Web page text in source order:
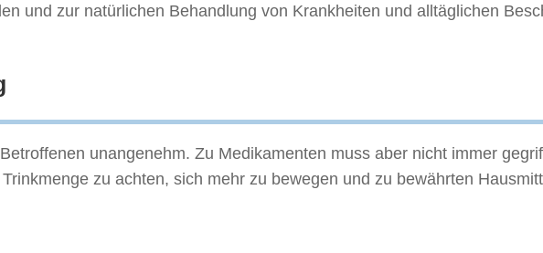
und zur natürlichen Behandlung von Krankheiten und alltäglichen
unangenehm. Zu Medikamenten muss aber nicht immer
zu achten, sich mehr zu bewegen und zu bewährten